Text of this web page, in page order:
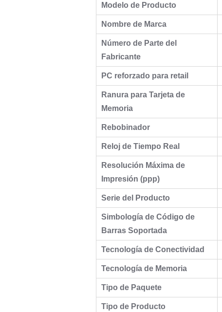
Modelo de Producto
Nombre de Marca
Número de Parte del
Fabricante
PC reforzado para retail
Ranura para Tarjeta de
Memoria
Rebobinador
Reloj de Tiempo Real
Resolución Máxima de
Impresión (ppp)
Serie del Producto
Simbología de Código de
Barras Soportada
Tecnología de Conectividad
Tecnología de Memoria
Tipo de Paquete
Tipo de Producto